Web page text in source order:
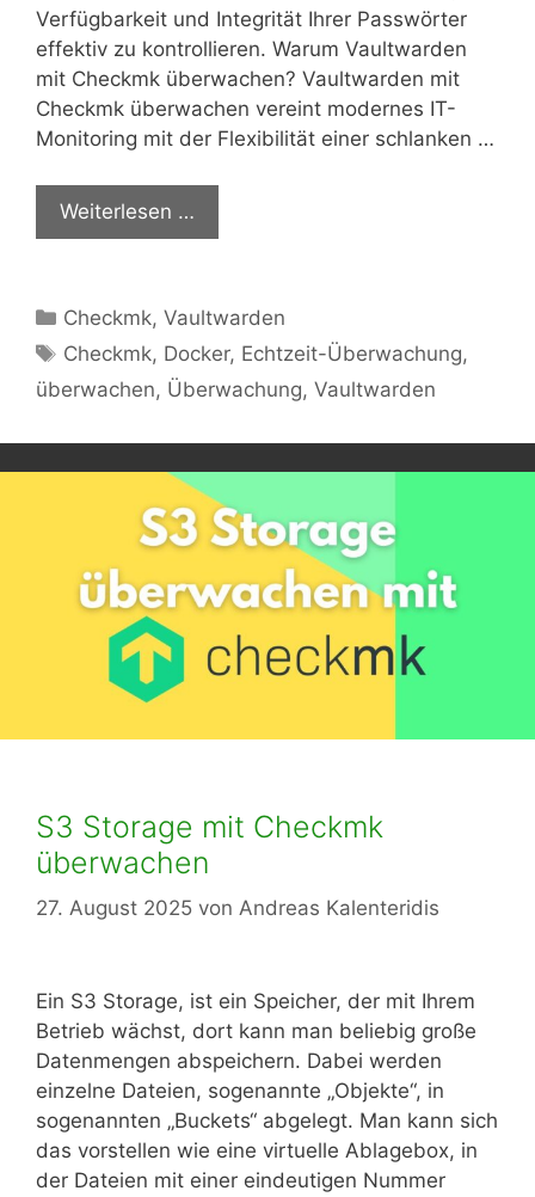
Verfügbarkeit und Integrität Ihrer Passwörter
effektiv zu kontrollieren. Warum Vaultwarden
mit Checkmk überwachen? Vaultwarden mit
Checkmk überwachen vereint modernes IT-
Monitoring mit der Flexibilität einer schlanken …
Weiterlesen …
Kategorien
Checkmk,Vaultwarden
Schlagwörter
Checkmk, Docker, Echtzeit-Überwachung,
überwachen, Überwachung, Vaultwarden
S3 Storage mit Checkmk
überwachen
27. August 2025 von Andreas Kalenteridis
Ein S3 Storage, ist ein Speicher, der mit Ihrem
Betrieb wächst, dort kann man beliebig große
Datenmengen abspeichern. Dabei werden
einzelne Dateien, sogenannte „Objekte“, in
sogenannten „Buckets“ abgelegt. Man kann sich
das vorstellen wie eine virtuelle Ablagebox, in
der Dateien mit einer eindeutigen Nummer